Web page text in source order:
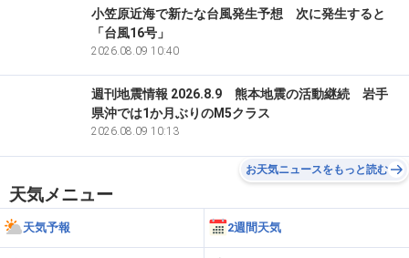
小笠原近海で新たな台風発生予想 次に発生すると
「台風16号」
2026.08.09 10:40
週刊地震情報 2026.8.9 熊本地震の活動継続 岩手
県沖では1か月ぶりのM5クラス
2026.08.09 10:13
お天気ニュースをもっと読む
天気メニュー
天気予報 2週間天気